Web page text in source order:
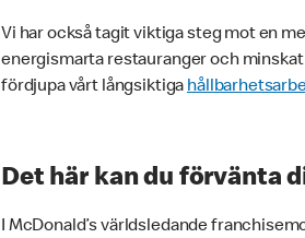
Vi har också tagit viktiga steg mot en
energismarta restauranger och
fördjupa vårt långsiktiga
Det här kan du förvänta
I McDonald’s världsledande